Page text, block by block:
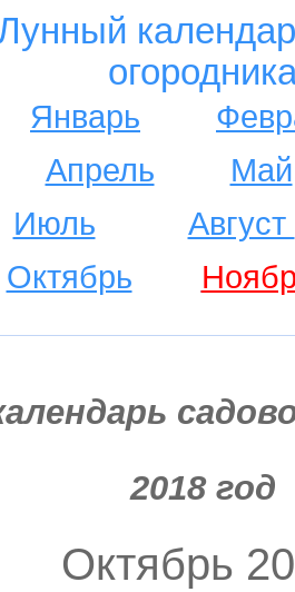
Январь
Апрель
Май
Июль
Август
Октябрь
2018 год
Октябрь